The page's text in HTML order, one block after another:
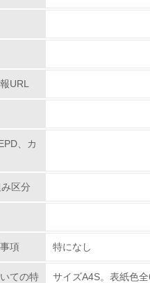
品・サービスの製造・販売を積
品・サービスの製造・販売状況
の取り組み方針を有し、グリー
製品・サービスの量と種類を把
URL
、カ
区分
項 特になし
ての特
サイズA4S。表紙色